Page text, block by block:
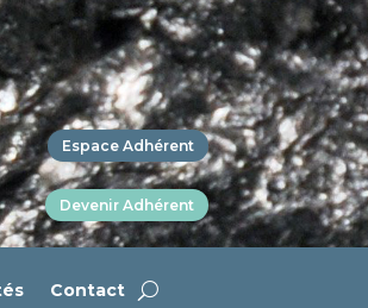
Espace Adhérent
Devenir Adhérent
Contact